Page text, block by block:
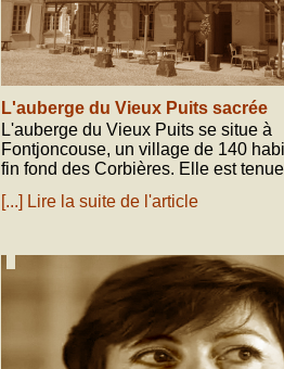
L'auberge du Vieux Puits sacrée
L'auberge du Vieux Puits se situe à
Fontjoncouse, un village de 140
fin fond des Corbières. Elle est
[...] Lire la suite de l'article